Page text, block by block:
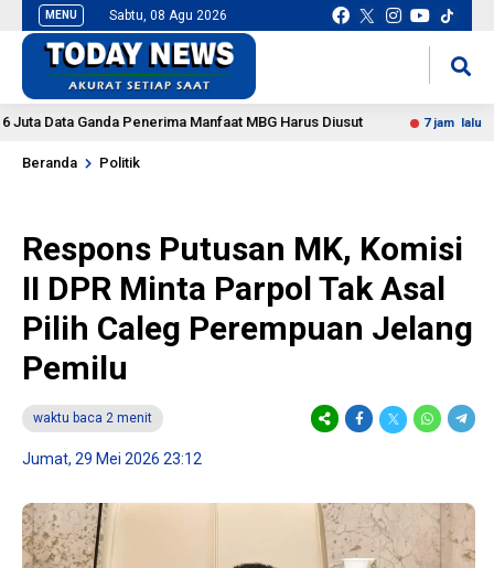
MENU Sabtu, 08 Agu 2026
Ganda Penerima Manfaat MBG Harus Diusut 7 jam lalu DPR
Beranda Politik
Respons Putusan MK, Komisi
II DPR Minta Parpol Tak Asal
Pilih Caleg Perempuan Jelang
Pemilu
waktu baca 2 menit
Jumat, 29 Mei 2026 23:12
1 tahun lalu 10 bulan lalu